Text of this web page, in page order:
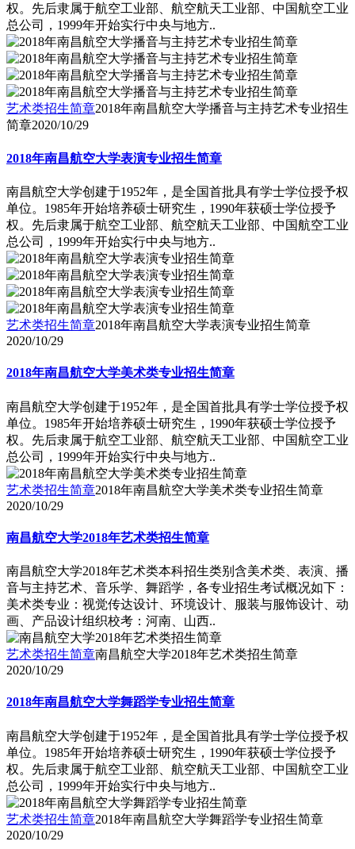
权。先后隶属于航空工业部、航空航天工业部、中国航空工业
总公司，1999年开始实行中央与地方..
艺术类招生简章2018年南昌航空大学播音与主持艺术专业招生
简章2020/10/29
2018年南昌航空大学表演专业招生简章
南昌航空大学创建于1952年，是全国首批具有学士学位授予权
单位。1985年开始培养硕士研究生，1990年获硕士学位授予
权。先后隶属于航空工业部、航空航天工业部、中国航空工业
总公司，1999年开始实行中央与地方..
艺术类招生简章2018年南昌航空大学表演专业招生简章
2020/10/29
2018年南昌航空大学美术类专业招生简章
南昌航空大学创建于1952年，是全国首批具有学士学位授予权
单位。1985年开始培养硕士研究生，1990年获硕士学位授予
权。先后隶属于航空工业部、航空航天工业部、中国航空工业
总公司，1999年开始实行中央与地方..
艺术类招生简章2018年南昌航空大学美术类专业招生简章
2020/10/29
南昌航空大学2018年艺术类招生简章
南昌航空大学2018年艺术类本科招生类别含美术类、表演、播
音与主持艺术、音乐学、舞蹈学，各专业招生考试概况如下：
美术类专业：视觉传达设计、环境设计、服装与服饰设计、动
画、产品设计组织校考：河南、山西..
艺术类招生简章南昌航空大学2018年艺术类招生简章
2020/10/29
2018年南昌航空大学舞蹈学专业招生简章
南昌航空大学创建于1952年，是全国首批具有学士学位授予权
单位。1985年开始培养硕士研究生，1990年获硕士学位授予
权。先后隶属于航空工业部、航空航天工业部、中国航空工业
总公司，1999年开始实行中央与地方..
艺术类招生简章2018年南昌航空大学舞蹈学专业招生简章
2020/10/29